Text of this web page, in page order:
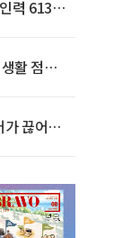
력 613명
활 점수
끊어야